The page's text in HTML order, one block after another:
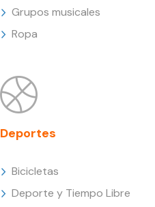
Grupos musicales
Ropa
Deportes
Bicicletas
Deporte y Tiempo Libre